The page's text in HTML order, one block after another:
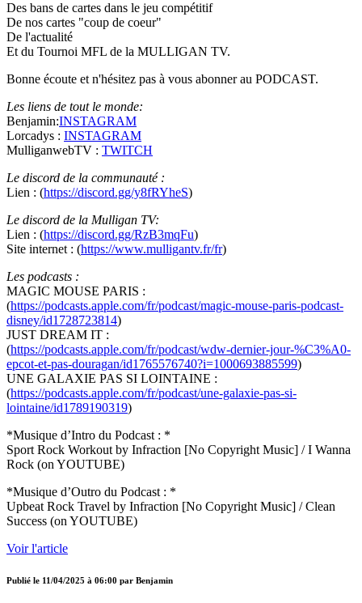
Des bans de cartes dans le jeu compétitif
De nos cartes "coup de coeur"
De l'actualité
Et du Tournoi MFL de la MULLIGAN TV.
Bonne écoute et n'hésitez pas à vous abonner au PODCAST.
Les liens de tout le monde:
Benjamin:INSTAGRAM
Lorcadys : INSTAGRAM
MulliganwebTV : TWITCH
Le discord de la communauté :
Lien : (https://discord.gg/y8fRYheS)
Le discord de la Mulligan TV:
Lien : (https://discord.gg/RzB3mqFu)
Site internet : (https://www.mulligantv.fr/fr)
Les podcasts :
MAGIC MOUSE PARIS :
(https://podcasts.apple.com/fr/podcast/magic-mouse-paris-podcast-
disney/id1728723814)
JUST DREAM IT :
(https://podcasts.apple.com/fr/podcast/wdw-dernier-jour-%C3%A0-
epcot-et-pas-douragan/id1765576740?i=1000693885599)
UNE GALAXIE PAS SI LOINTAINE :
(https://podcasts.apple.com/fr/podcast/une-galaxie-pas-si-
lointaine/id1789190319)
*Musique d’Intro du Podcast : *
Sport Rock Workout by Infraction [No Copyright Music] / I Wanna
Rock (on YOUTUBE)
*Musique d’Outro du Podcast : *
Upbeat Rock Travel by Infraction [No Copyright Music] / Clean
Success (on YOUTUBE)
Voir l'article
Publié le 11/04/2025 à 06:00 par Benjamin